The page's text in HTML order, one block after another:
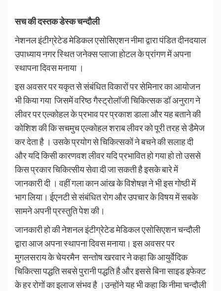
सच की दस्तक डेस्क चन्दौली
नेशनल इंटीग्रेटेड मेडिकल एसोसिएशन नीमा द्वारा पंडित दीनदयाल
उपाध्याय नगर स्थित जनेक्स प्लाजा होटल के प्रांगण में अपना
स्थापना दिवस मनाया ।
इस अवसर पर यकृत से संबंधित विकारों पर सेमिनार का आयोजन
भी किया गया जिसमें वरिष्ठ गैस्ट्रोलॉजी चिकित्सक डॉ अनुराग ने
लीवर पर एल्कोहल के प्रभाव पर प्रकाश डाला और यह बताने की
कोशिश की कि सचमुच एल्कोहल शराब लीवर को पूरी तरह से डैमेज
कर देता है । उसके प्रयोग से चिकित्सकों ने बचने की सलाह दी
और यदि किसी कारणवश लीवर यदि प्रभावित हो गया हो तो उससे
किस प्रकार चिकित्सीय सेवा दी जा सकती है इसके बारे में
जानकारी दी । वहीं गला कान आंख के विशेषज्ञ ने भी इस गोष्ठी में
भाग लिया। ईएनटी से संबंधित रोग और उपचार के विषय में सबके
सामने अपनी प्रस्तुति पेश की।
जानकारी हो की नेशनल इंटीग्रेटेड मेडिकल एसोसिएशन चन्दौली
द्वारा आज अपना स्थापना दिवस मनाया। इस अवसर पर
मुगलसराय के चेयरमैन सन्तोष खरवार ने कहा कि आयुर्वेदिक
चिकित्सा पद्धति सबसे पुरानी पद्धति है और इससे बिना साइड इफेक्ट
के हर रोगों का इलाज संभव है ।उन्होंने यह भी कहा कि नीमा चन्दौली